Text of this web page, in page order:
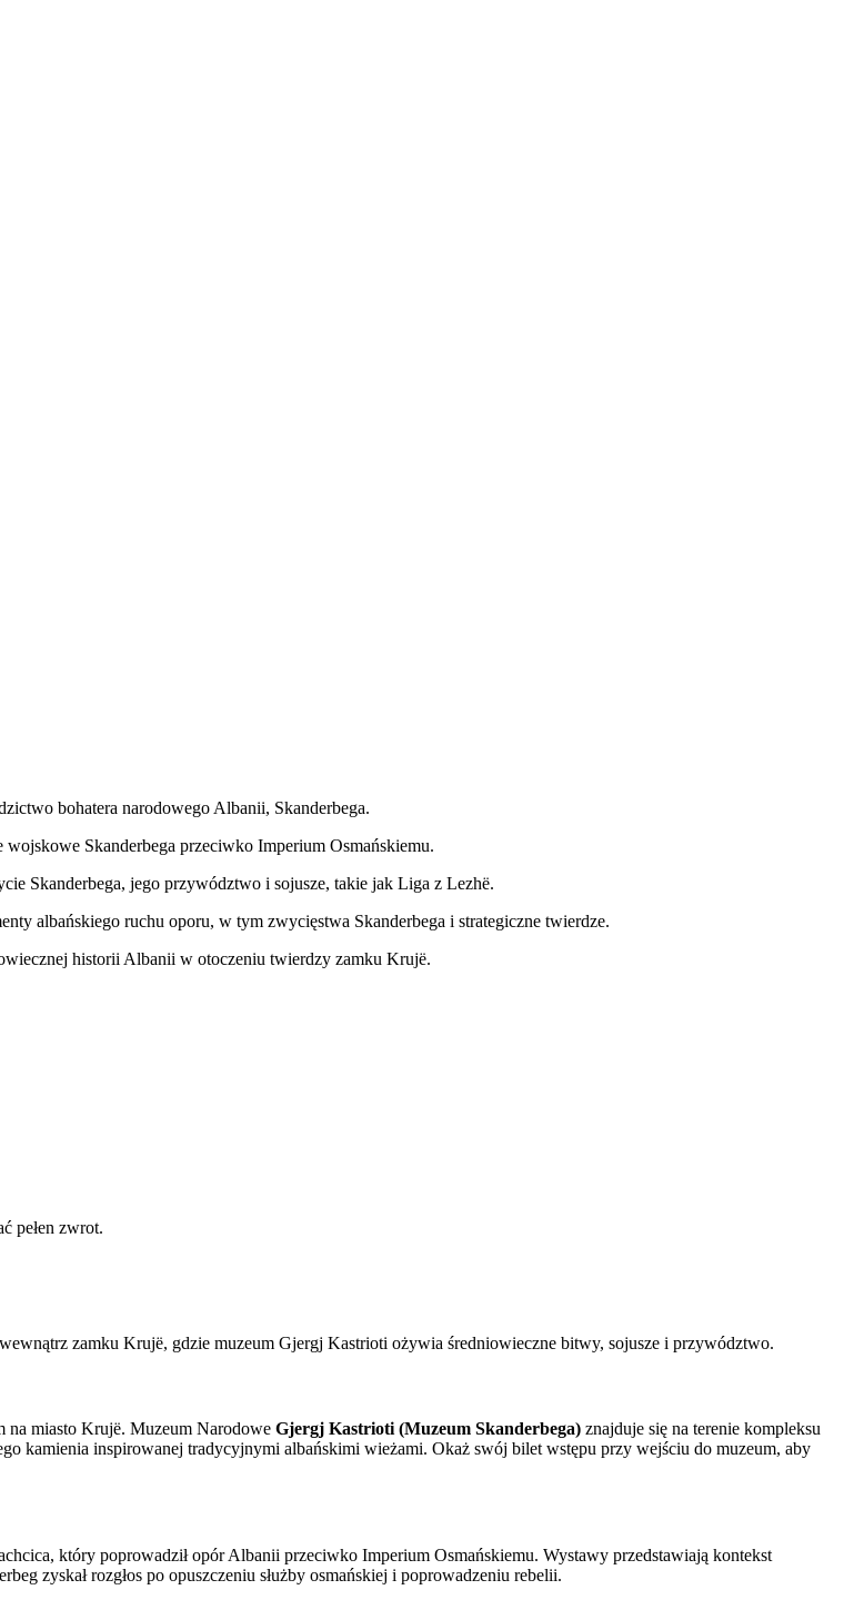
bohatera narodowego Albanii, Skanderbega.
Skanderbega przeciwko Imperium Osmańskiemu.
Skanderbega, jego przywództwo i sojusze, takie jak Liga z Lezhë.
albańskiego ruchu oporu, w tym zwycięstwa Skanderbega i strategiczne twierdze.
historii Albanii w otoczeniu twierdzy zamku Krujë.
pełen zwrot.
wewnątrz zamku Krujë, gdzie muzeum Gjergj Kastrioti ożywia średniowieczne bitwy, sojusze i przywództwo.
miasto Krujë. Muzeum Narodowe Gjergj Kastrioti (Muzeum Skanderbega) znajduje się na terenie kompleksu
kamienia inspirowanej tradycyjnymi albańskimi wieżami. Okaż swój bilet wstępu przy wejściu do muzeum, aby
który poprowadził opór Albanii przeciwko Imperium Osmańskiemu. Wystawy przedstawiają kontekst
zyskał rozgłos po opuszczeniu służby osmańskiej i poprowadzeniu rebelii.